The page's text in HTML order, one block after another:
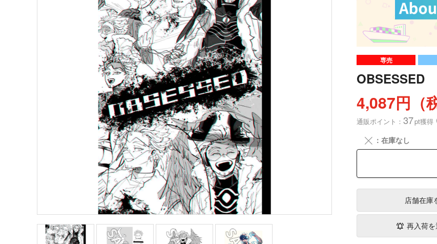
専売
OBSESSED
4,087円（
通販ポイント： 37pt獲得
╳ ：在庫なし
店舗在庫
再入荷